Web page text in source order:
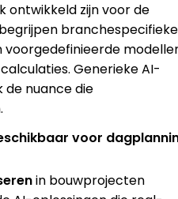
ontwikkeld zijn voor de
branchespecifieke
Generieke AI-
de nuance die
voor
in bouwprojecten